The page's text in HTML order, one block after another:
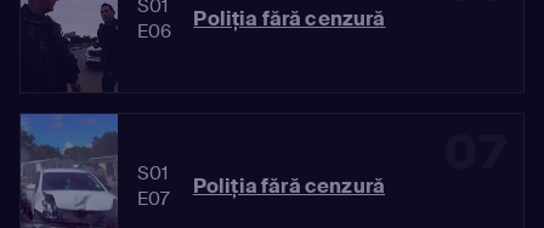
S01
E06
Poliția fără cenzură
S01
E07
Poliția fără cenzură